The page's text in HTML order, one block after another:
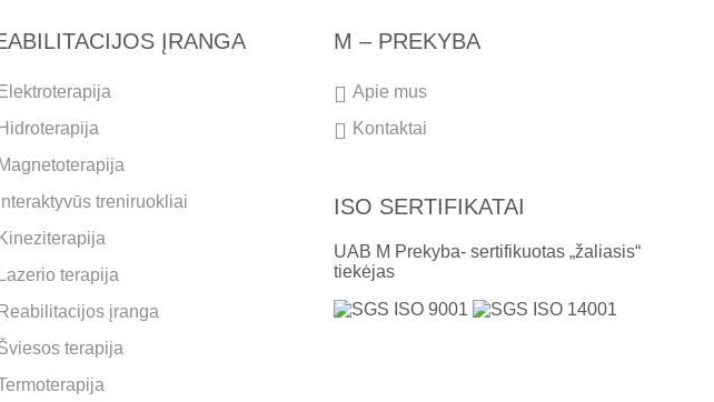
ĮRANGA
Elektroterapija
Hidroterapija
Magnetoterapija
Interaktyvūs treniruokliai
Kineziterapija
Lazerio terapija
Reabilitacijos įranga
terapija
M – PREKYBA
Apie mus
Kontaktai
ISO SERTIFIKATAI
UAB M Prekyba- sertifikuotas „žaliasis“
tiekėjas